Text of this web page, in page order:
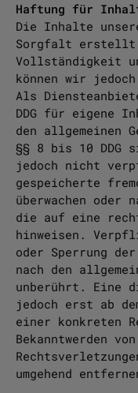
Haftung für
Die Inhalte
Sorgfalt
Vollständigkeit
können wir jedoch
Als
DDG für eigene
den allgemeinen
§§ 8 bis 10 DDG
jedoch nicht
gespeicherte
überwachen oder
die auf eine
hinweisen.
oder Sperrung
nach den
unberührt. Eine
jedoch erst ab
einer konkreten
Bekanntwerden
umgehend